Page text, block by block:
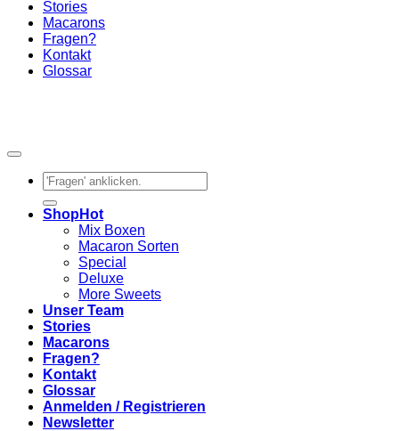
Stories
Macarons
Fragen?
Kontakt
Glossar
Suchen
nach:
Shop
Mix Boxen
Macaron Sorten
Special
Deluxe
More Sweets
Unser Team
Stories
Macarons
Fragen?
Kontakt
Glossar
Anmelden / Registrieren
Newsletter